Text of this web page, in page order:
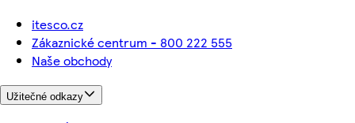
itesco.cz
Zákaznické centrum - 800 222 555
Naše obchody
Užitečné odkazy